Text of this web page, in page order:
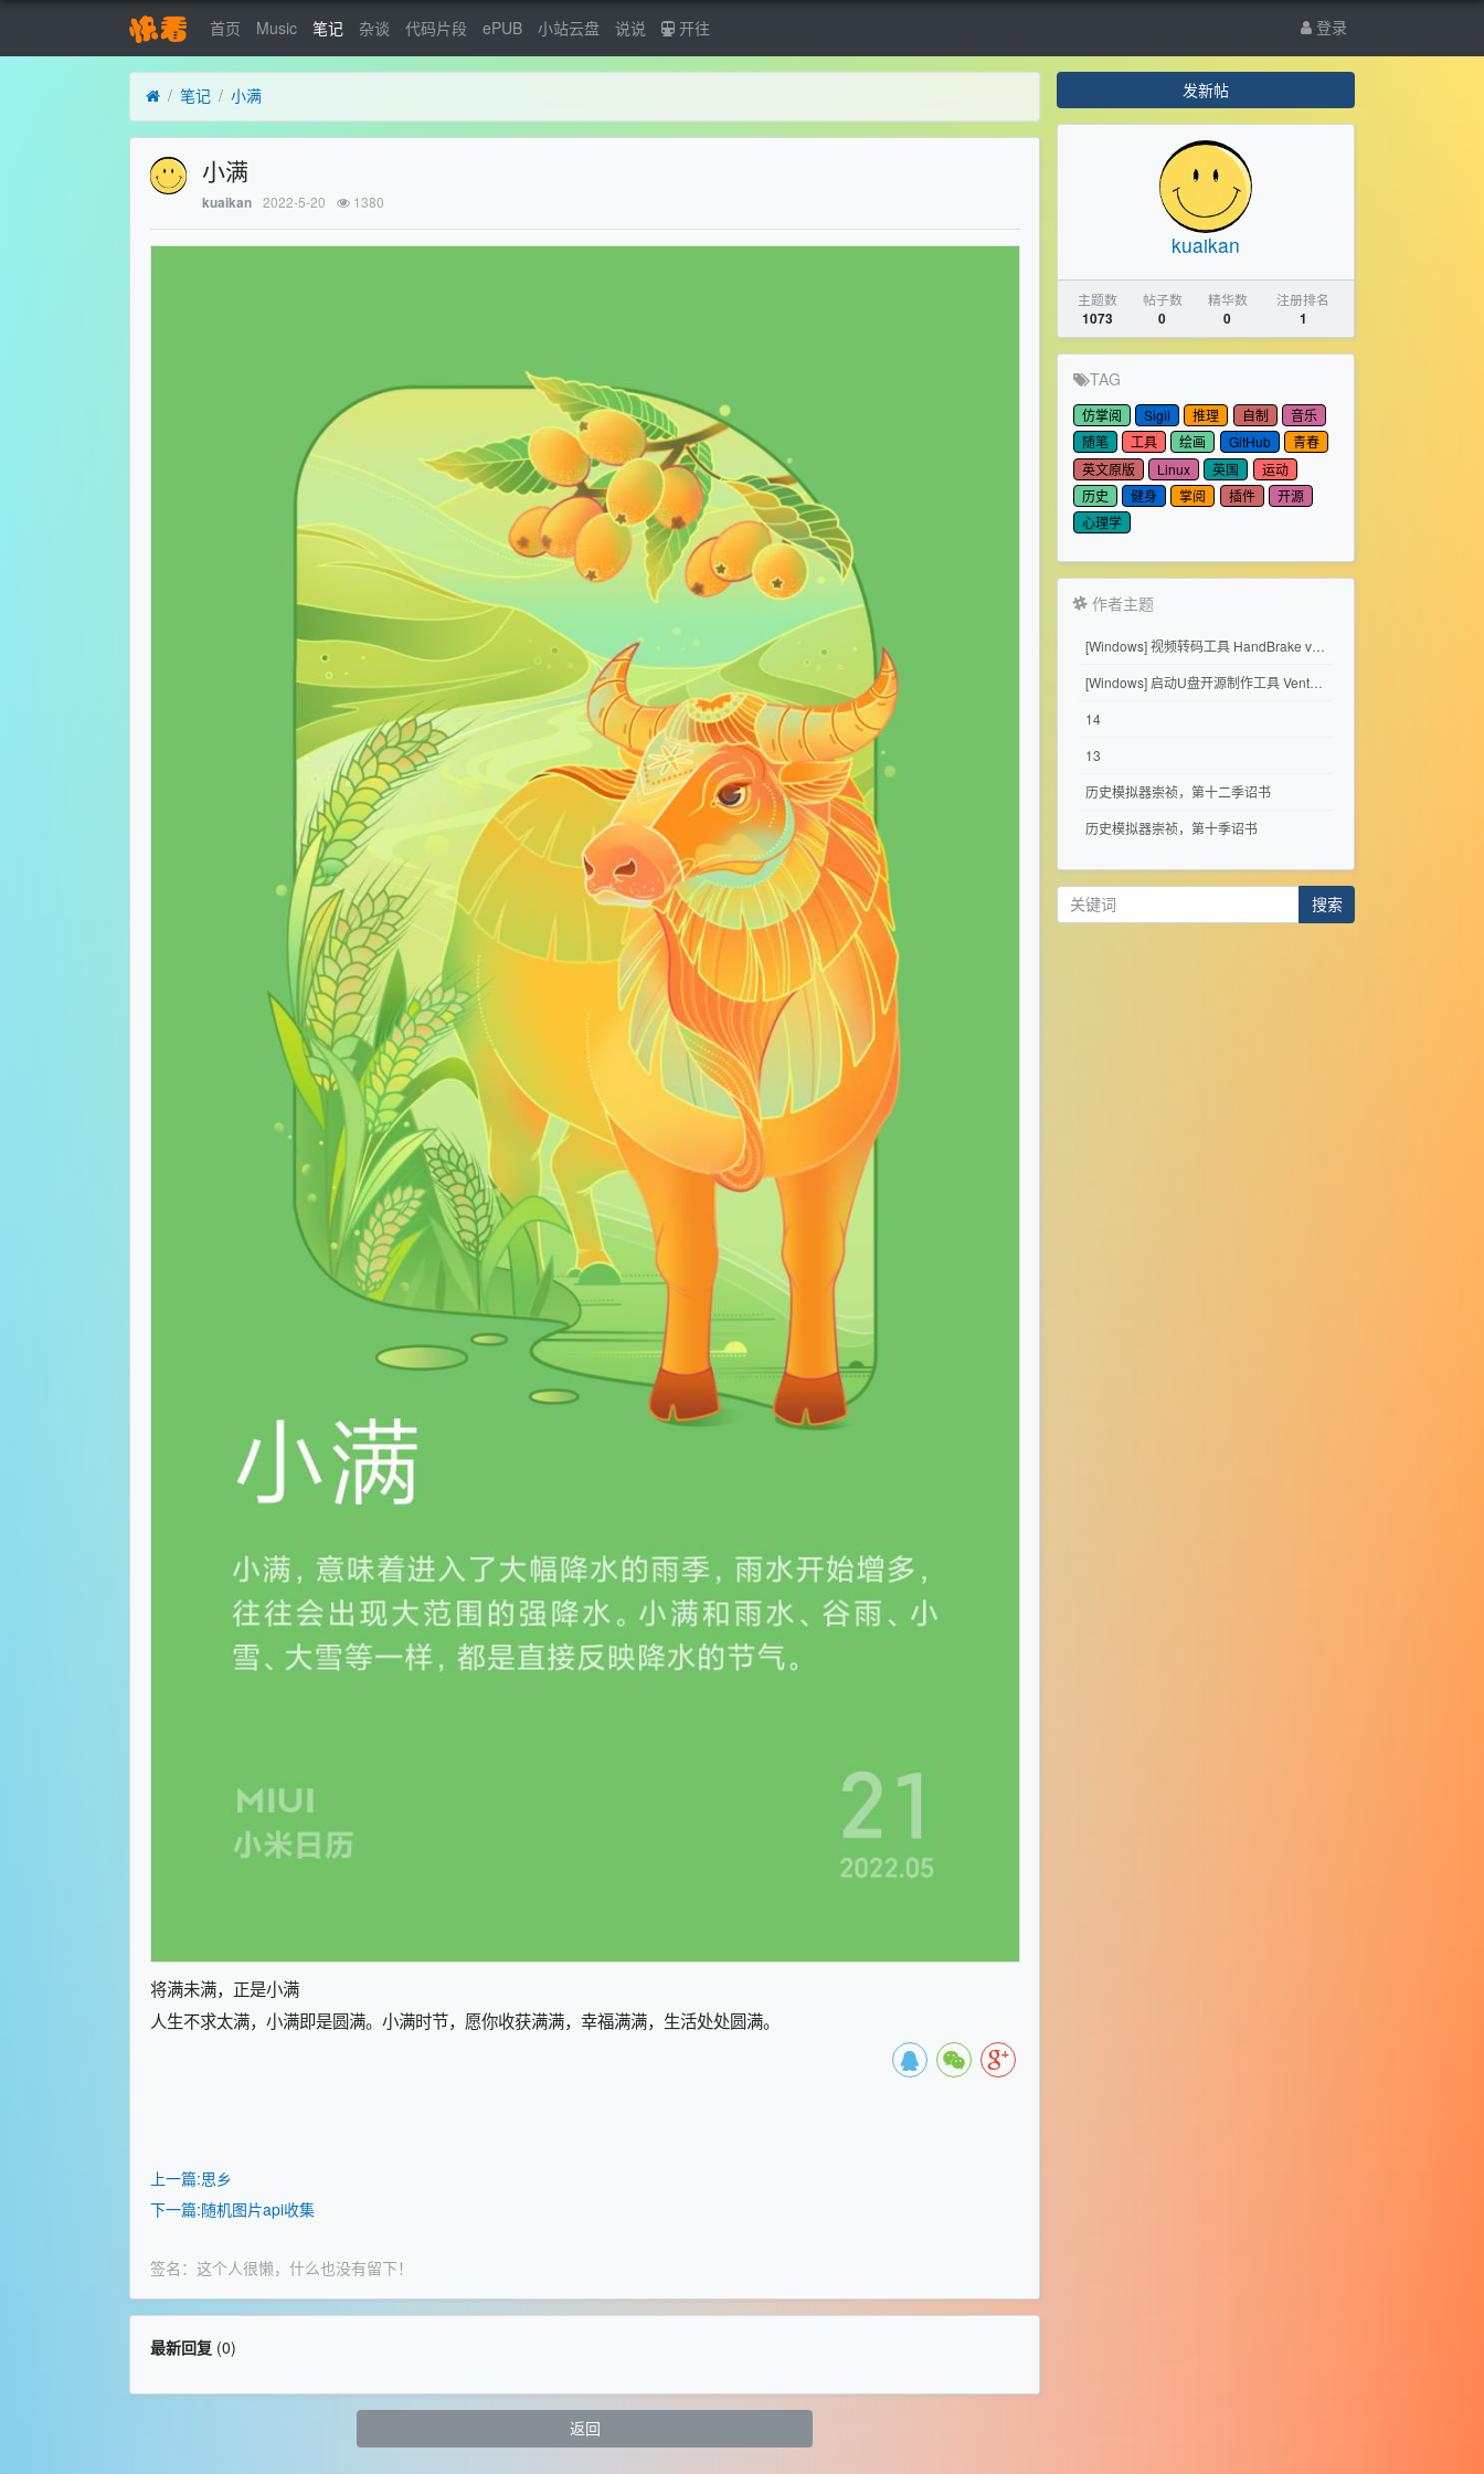
首页 Music 笔记 杂谈 代码片段 ePUB 小站云盘 说说 开往 登录
笔记 小满
小满
kuaikan 2022-5-20 1380
将满未满，正是小满
人生不求太满，小满即是圆满。小满时节，愿你收获满满，幸福满满，生活处处圆满。
上一篇:思乡
下一篇:随机图片api收集
签名：这个人很懒，什么也没有留下！
最新回复(0)
返回
发新帖
kuaikan
主题数
1073
帖子数
0
精华数
0
注册排名
1
TAG
仿掌阅 Sigil 推理 自制
音乐
随笔
工具 绘画 GitHub
青春
英文原版
Linux 英国
运动
历史
健身 掌阅 插件
开源
心理学
作者主题
[Windows] 视频转码工具 HandBrake v1.11.2
[Windows] 启动U盘开源制作工具 Ventoy 1.1.17
14
13
历史模拟器崇祯，第十二季诏书
历史模拟器崇祯，第十季诏书
搜索